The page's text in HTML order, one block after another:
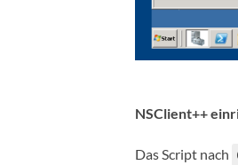
NSClient++
Das Script nach